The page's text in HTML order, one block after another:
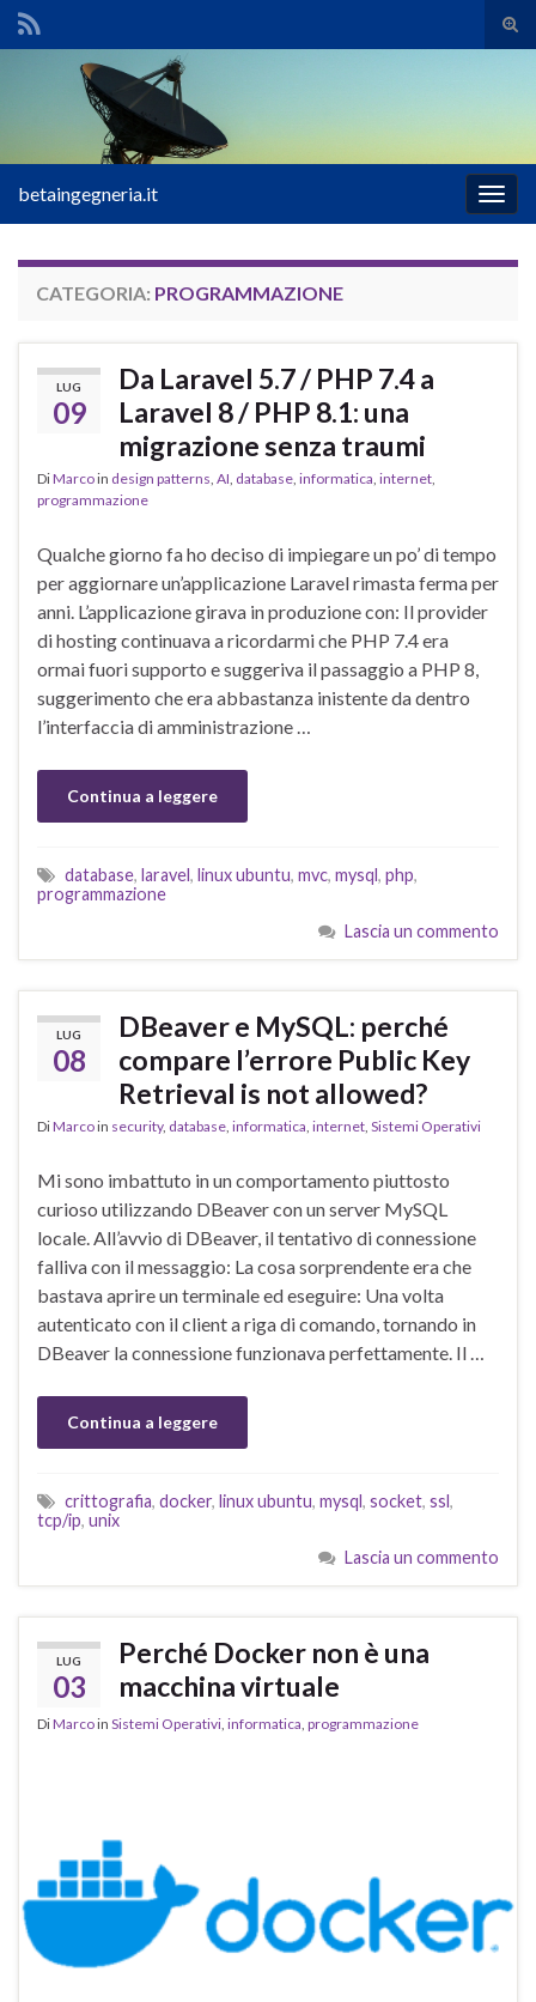
il
Search for:
la
betaingegneria.it
CATEGORIA: PROGRAMMAZIONE
LUG
09
Da Laravel 5.7 / PHP 7.4 a
Laravel 8 / PHP 8.1: una
migrazione senza traumi
DiMarcoin design patterns AI database informatica internet
programmazione
Qualche giorno fa ho deciso di impiegare un po’ di tempo
per aggiornare un’applicazione Laravel rimasta ferma per
anni. L’applicazione girava in produzione con: Il provider
di hosting continuava a ricordarmi che PHP 7.4 era
ormai fuori supporto e suggeriva il passaggio a PHP 8,
suggerimento che era abbastanza inistente da dentro
l’interfaccia di amministrazione …
Continua a leggere
database, laravel, linux ubuntu, mvc, mysql, php,
programmazione
Lascia un commento
LUG
08
DBeaver e MySQL: perché
compare l’errore Public Key
Retrieval is not allowed?
DiMarcoin security, database informatica internet Sistemi Operativi
Mi sono imbattuto in un comportamento piuttosto
curioso utilizzando DBeaver con un server MySQL
locale. All’avvio di DBeaver, il tentativo di connessione
falliva con il messaggio: La cosa sorprendente era che
bastava aprire un terminale ed eseguire: Una volta
autenticato con il client a riga di comando, tornando in
DBeaver la connessione funzionava perfettamente. Il …
Continua a leggere
crittografia, docker, linux ubuntu, mysql, socket, ssl,
tcp/ip, unix
Lascia un commento
LUG
03
Perché Docker non è una
macchina virtuale
DiMarcoin Sistemi Operativi informatica programmazione